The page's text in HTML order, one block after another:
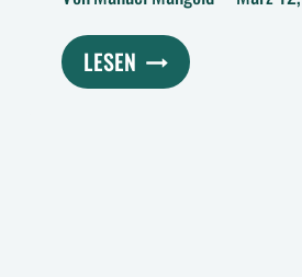
LESENÜBST
DU